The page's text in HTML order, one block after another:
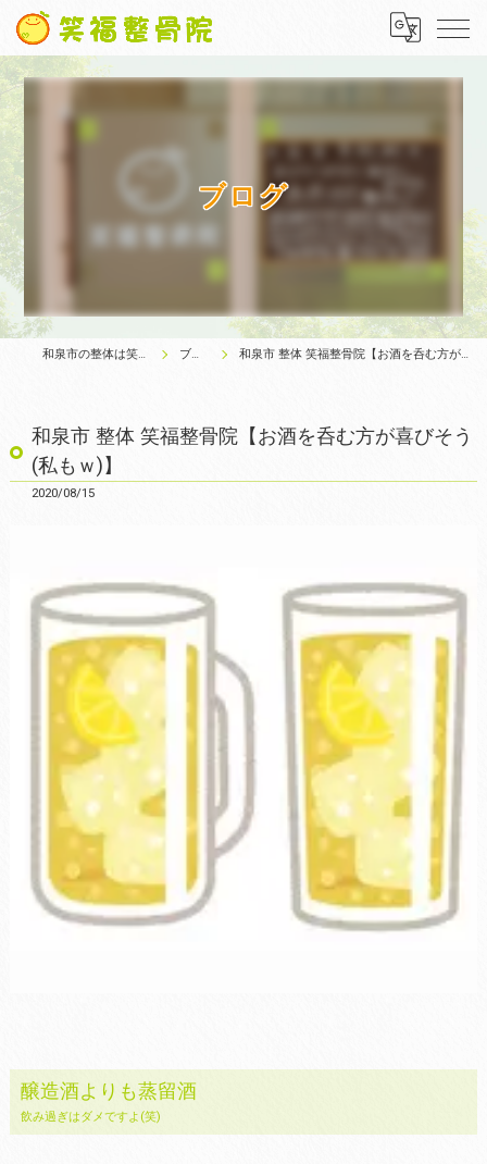
ブログ
和泉市の整体は笑福整骨院 ブログ 和泉市 整体 笑福整骨院【お酒を呑む方が喜びそう(私もｗ)】
和泉市 整体 笑福整骨院【お酒を呑む方が喜びそう
(私もｗ)】
2020/08/15
醸造酒よりも蒸留酒
飲み過ぎはダメですよ(笑)